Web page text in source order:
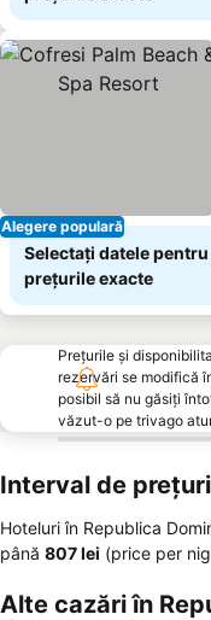
Alegere populară
Selectați datele pentru
prețurile exacte
Prețurile și
rezervări se modifică
posibil să nu găsiți
văzut-o pe trivago
Interval de prețuri
Hoteluri în Republica
până ‎807 lei (price per
Alte cazări în